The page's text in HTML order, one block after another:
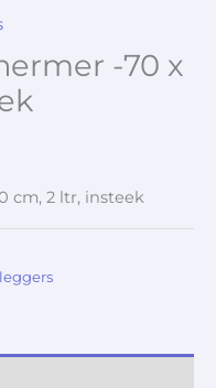
-70 x
cm, 2 ltr, insteek